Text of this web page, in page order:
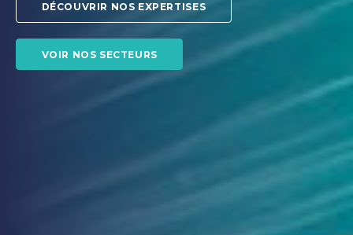
DÉCO UVR IR NO S EXP ER T ISES
VO IR NO S SECTEU RS